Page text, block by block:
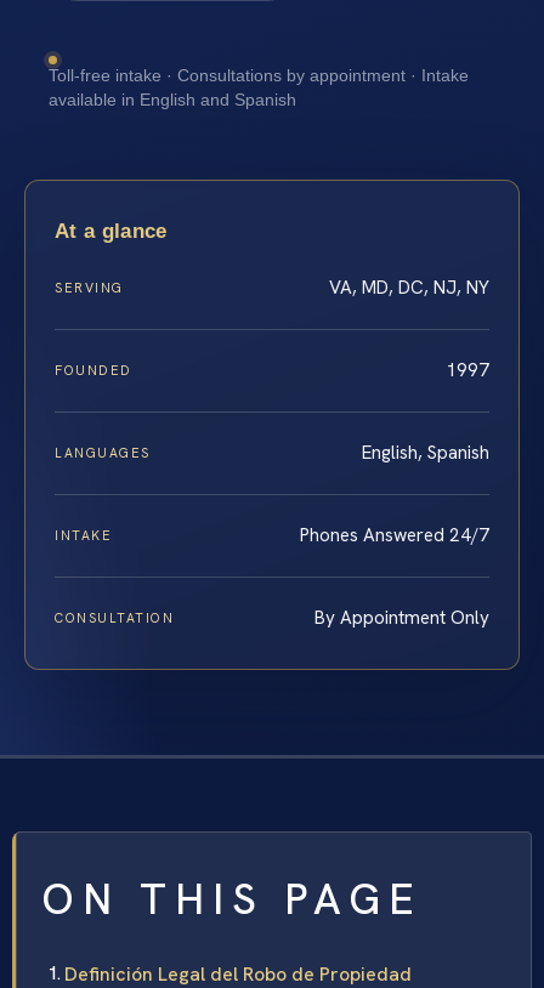
Toll-free intake · Consultations by appointment · Intake
available in English and Spanish
At a glance
SERVING VA, MD, DC, NJ, NY
FOUNDED 1997
LANGUAGES English, Spanish
INTAKE Phones Answered 24/7
CONSULTATION By Appointment Only
ON THIS PAGE
Definición Legal del Robo de Propiedad